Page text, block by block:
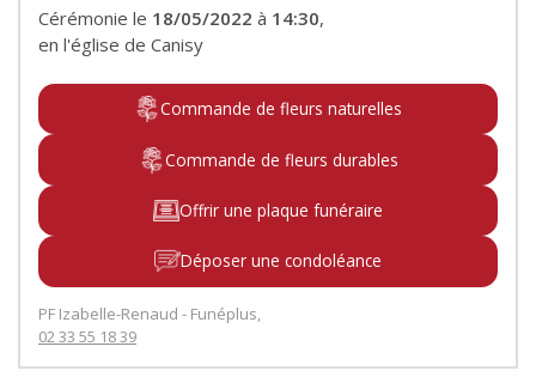
Cérémonie le 18/05/2022 à 14:30,
en l'église de Canisy
Commande de fleurs naturelles
Commande de fleurs durables
Offrir une plaque funéraire
Déposer une condoléance
PF Izabelle-Renaud - Funéplus,
02 33 55 18 39